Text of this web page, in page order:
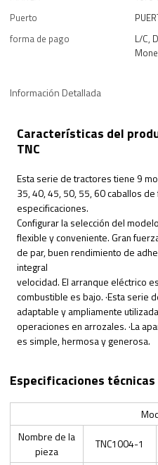
Puerto
forma de pago
L/C,
Información Detallada
Características del
TNC
Esta serie de tractores tiene 9
35, 40, 45, 50, 55, 60 caballos
especificaciones.
Configurar la selección del
flexible y conveniente. Gran
de par, buen rendimiento de
integral
velocidad. El arranque eléctrico
combustible es bajo. ·Esta serie
adaptable y ampliamente
operaciones en arrozales. ·La
es simple, hermosa y generosa.
Especificaciones
Nombre de la
pieza
TNC1004-1